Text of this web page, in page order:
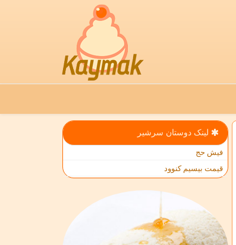
لینک دوستان سرشیر
فیش حج
قیمت بیسیم کنوود